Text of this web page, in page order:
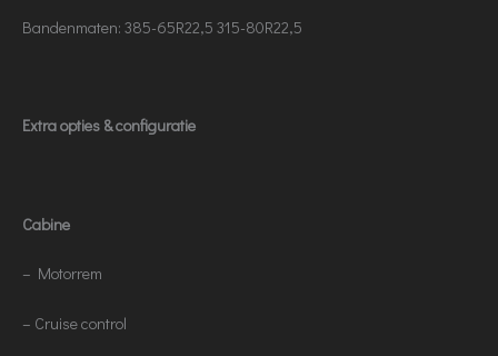
Bandenmaten: 385-65R22,5 315-80R22,5
Extra opties & configuratie
Cabine
– Motorrem
– Cruise control